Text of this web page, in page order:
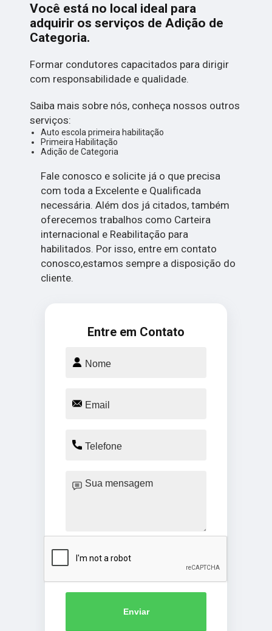
Você está no local ideal para
adquirir os serviços de Adição de
Categoria.
Formar condutores capacitados para dirigir
com responsabilidade e qualidade.
Saiba mais sobre nós, conheça nossos outros
serviços:
Auto escola primeira habilitação
Primeira Habilitação
Adição de Categoria
Fale conosco e solicite já o que precisa
com toda a Excelente e Qualificada
necessária. Além dos já citados, também
oferecemos trabalhos como Carteira
internacional e Reabilitação para
habilitados. Por isso, entre em contato
conosco,estamos sempre a disposição do
cliente.
Entre em Contato
Enviar